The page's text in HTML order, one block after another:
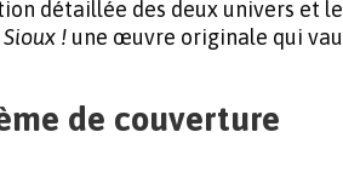
détaillée des deux univers et
! une œuvre originale qui
de couverture